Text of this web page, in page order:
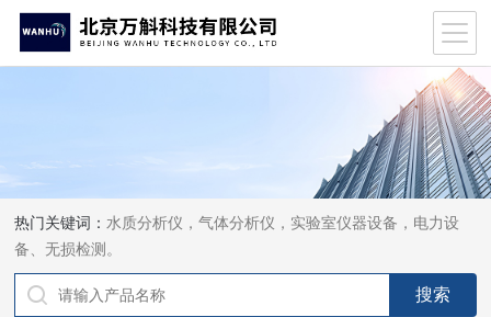
热门关键词： 水质分析仪，气体分析仪，实验室仪器设备，电力设
备、无损检测。